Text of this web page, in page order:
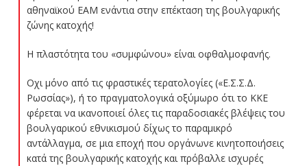
αθηναϊκού ΕΑΜ ενάντια στην επέκταση της βουλγαρικής
ζώνης κατοχής!
Η πλαστότητα του «συμφώνου» είναι οφθαλμοφανής.
Οχι μόνο από τις φραστικές τερατολογίες («Ε.Σ.Σ.Δ.
Ρωσσίας»), ή το πραγματολογικά οξύμωρο ότι το ΚΚΕ
φέρεται να ικανοποιεί όλες τις παραδοσιακές βλέψεις του
βουλγαρικού εθνικισμού δίχως το παραμικρό
αντάλλαγμα, σε μια εποχή που οργάνωνε κινητοποιήσεις
κατά της βουλγαρικής κατοχής και πρόβαλλε ισχυρές